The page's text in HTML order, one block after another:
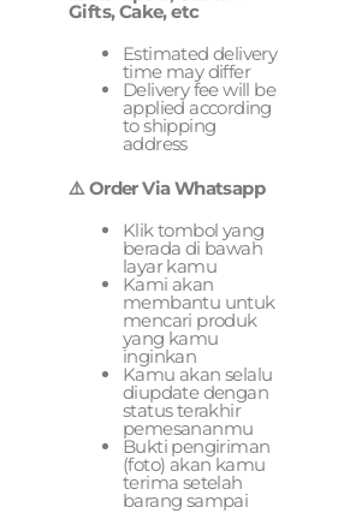
Gifts, Cake, etc
Estimated delivery
time may differ
Delivery fee will be
applied according
to shipping
address
⚠️ Order Via Whatsapp
Klik tombol yang
berada di bawah
layar kamu
Kami akan
membantu untuk
mencari produk
yang kamu
inginkan
Kamu akan selalu
diupdate dengan
status terakhir
pemesananmu
Bukti pengiriman
(foto) akan kamu
terima setelah
barang sampai